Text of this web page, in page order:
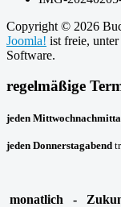
Copyright © 2026
Joomla! ist freie,
Software.
regelmäßige
jeden
jeden Donnerstagabend
monatlich -